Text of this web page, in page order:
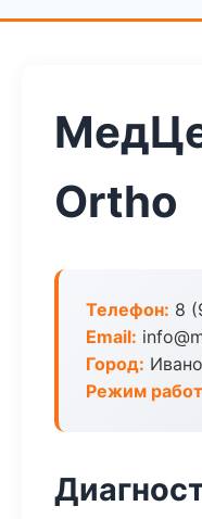
Ortho
Телефон: 8
Email:
Город:
Режим